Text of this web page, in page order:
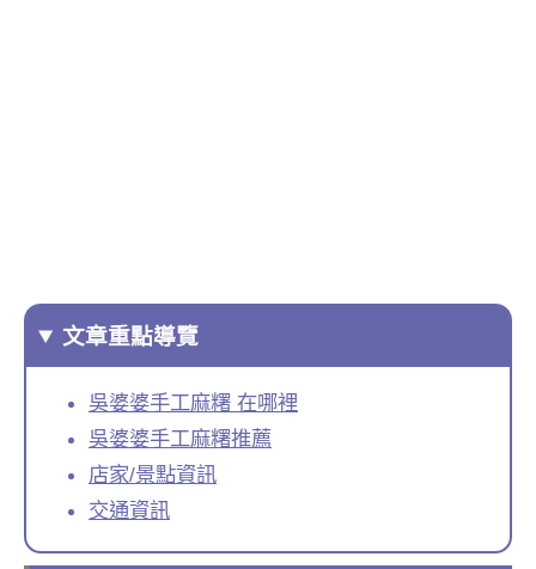
文章重點導覽
吳婆婆手工麻糬 在哪裡
吳婆婆手工麻糬推薦
店家/景點資訊
交通資訊